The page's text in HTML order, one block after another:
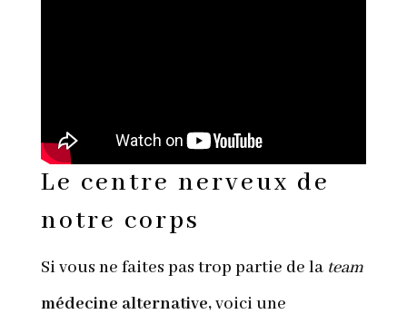
Le centre nerveux de
notre corps
Si vous ne faites pas trop partie de la team
médecine alternative,voici une